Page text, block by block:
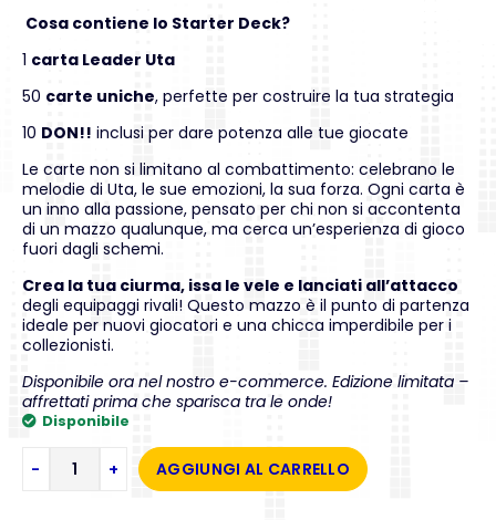
Cosa contiene lo Starter Deck?
1 carta Leader Uta
50 carte uniche, perfette per costruire la tua strategia
10 DON!! inclusi per dare potenza alle tue giocate
Le carte non si limitano al combattimento: celebrano le
melodie di Uta, le sue emozioni, la sua forza. Ogni carta è
un inno alla passione, pensato per chi non si accontenta
di un mazzo qualunque, ma cerca un’esperienza di gioco
fuori dagli schemi.
Crea la tua ciurma, issa le vele e lanciati all’attacco
degli equipaggi rivali! Questo mazzo è il punto di partenza
ideale per nuovi giocatori e una chicca imperdibile per i
collezionisti.
Disponibile ora nel nostro e-commerce. Edizione limitata –
affrettati prima che sparisca tra le onde!
Disponibile
- + AGGIUNGI AL CARRELLO